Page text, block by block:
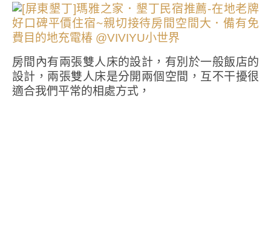
房間內有兩張雙人床的設計，有別於一般飯店的
設計，兩張雙人床是分開兩個空間，互不干擾很
適合我們平常的相處方式，